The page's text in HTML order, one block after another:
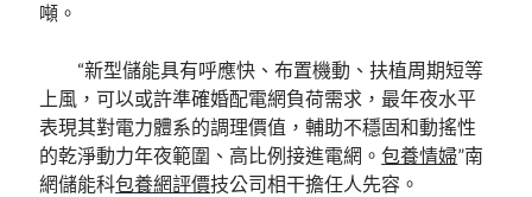
噸。
“新型儲能具有呼應快、布置機動、扶植周期短等
上風，可以或許準確婚配電網負荷需求，最年夜水平
表現其對電力體系的調理價值，輔助不穩固和動搖性
的乾淨動力年夜範圍、高比例接進電網。包養情婦”南
網儲能科包養網評價技公司相干擔任人先容。